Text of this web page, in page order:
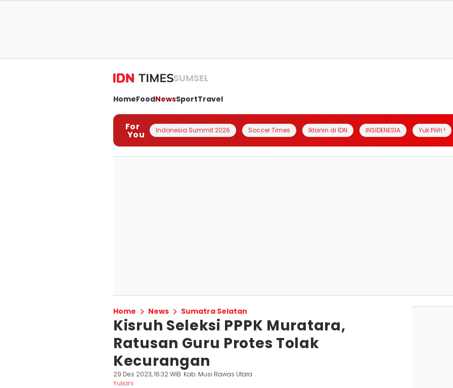
SUMSEL
HomeFoodNewsSportTravel
For
You Indonesia Summit 2026 Soccer Times Iklanin di IDN INSIDENESIA Yuk Pilih !
Home News Sumatra Selatan
Kisruh Seleksi PPPK Muratara,
Ratusan Guru Protes Tolak
Kecurangan
29 Des 2023, 16:32 WIB Kab. Musi Rawas Utara
Yuliani